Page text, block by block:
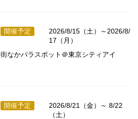
開催予定
2026/8/15（土）～2026/8/
17（月）
街なかパラスポット＠東京シティアイ
開催予定
2026/8/21（金）～ 8/22
（土）